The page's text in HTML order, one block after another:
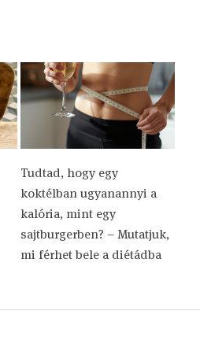
Tudtad, hogy egy
koktélban ugyanannyi a
kalória, mint egy
sajtburgerben? – Mutatjuk,
mi férhet bele a diétádba